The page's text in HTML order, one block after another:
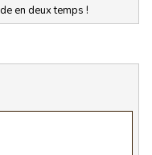
en deux temps !